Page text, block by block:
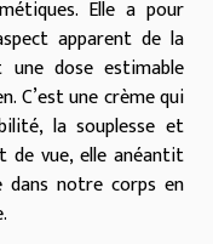
Elle a pour
apparent de la
dose estimable
C’est une crème qui
la souplesse et
de vue, elle anéantit
dans notre corps en